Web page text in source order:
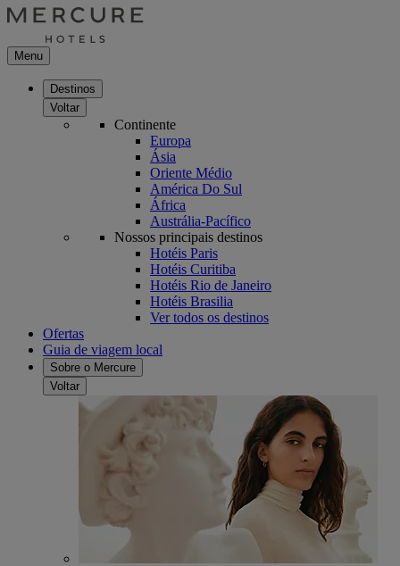
Menu
Destinos
Voltar
Continente
Europa
Ásia
Oriente Médio
América Do Sul
África
Austrália-Pacífico
Nossos principais destinos
Hotéis Paris
Hotéis Curitiba
Hotéis Rio de Janeiro
Hotéis Brasilia
Ver todos os destinos
Ofertas
Guia de viagem local
Sobre o Mercure
Voltar